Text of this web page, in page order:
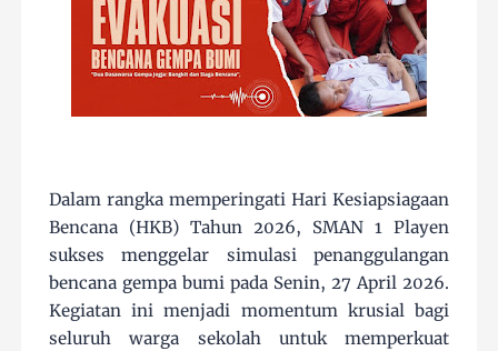
Dalam rangka memperingati Hari Kesiapsiagaan
Bencana (HKB) Tahun 2026, SMAN 1 Playen
sukses menggelar simulasi penanggulangan
bencana gempa bumi pada Senin, 27 April 2026.
Kegiatan ini menjadi momentum krusial bagi
seluruh warga sekolah untuk memperkuat